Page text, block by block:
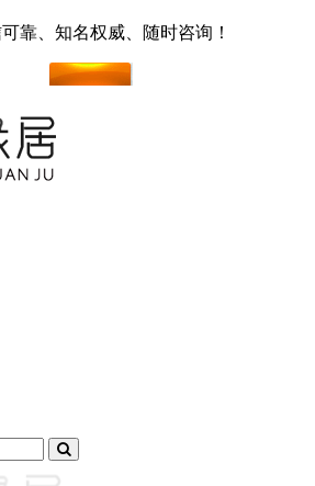
靠、知名权威、随时咨询！